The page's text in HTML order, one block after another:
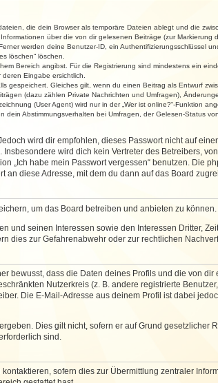
die dein Browser als temporäre Dateien ablegt und die
über die von dir gelesenen Beiträge (zur
werden deine Benutzer-ID, ein Authentifizierungsschlüssel
löschen“ löschen.
Bereich angibst. Für die Registrierung sind mindestens ein
Eingabe ersichtlich.
Gleiches gilt, wenn du einen Beitrag als Entwurf
(dazu zählen Private Nachrichten und Umfragen),
(User Agent) wird nur in der „Wer ist online?“-Funktion
Abstimmungsverhalten bei Umfragen, der Gelesen-Status
wird dir empfohlen, dieses Passwort nicht auf
wird dich kein Vertreter des Betreibers,
„Ich habe mein Passwort vergessen“ benutzen. Die
diese Adresse, mit dem du dann auf das Board
um das Board betreiben und anbieten zu können.
seinen Interessen sowie den Interessen Dritter,
dies zur Gefahrenabwehr oder zur rechtlichen
bewusst, dass die Daten deines Profils und die von
Nutzerkreis (z. B. andere registrierte
Die E-Mail-Adresse aus deinem Profil ist dabei
Dies gilt nicht, sofern er auf Grund gesetzlicher
sind.
sofern dies zur Übermittlung zentraler